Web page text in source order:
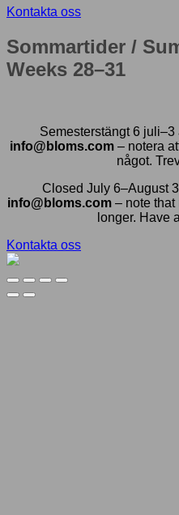
Kontakta oss
Sommartider /
Weeks 28–31
Semesterstängt 6
info@bloms.com– notera
något.
Closed July 6–August
info@bloms.com– note that
longer. Have
Kontakta oss